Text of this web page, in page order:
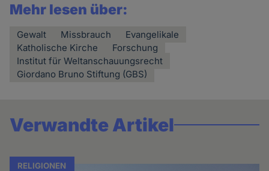
Mehr lesen über:
Gewalt Missbrauch
Evangelikale
Katholische Kirche
Forschung
Institut für Weltanschauungsrecht
Giordano Bruno Stiftung (GBS)
Verwandte Artikel
RELIGIONEN